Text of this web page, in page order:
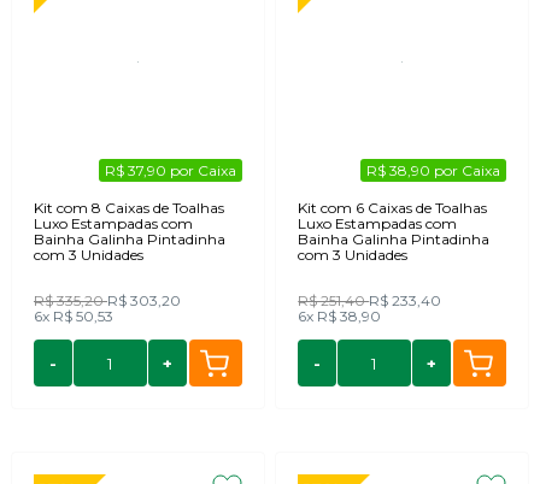
R$ 37,90 por Caixa
Kit com 8 Caixas de Toalhas
Luxo Estampadas com
Bainha Galinha Pintadinha
com 3 Unidades
R$ 335,20R$ 303,20
6x R$ 50,53
- +
R$ 38,90 por Caixa
Kit com 6 Caixas de Toalhas
Luxo Estampadas com
Bainha Galinha Pintadinha
com 3 Unidades
R$ 251,40R$ 233,40
6x R$ 38,90
- +